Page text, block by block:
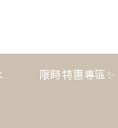
限時特惠專區✨